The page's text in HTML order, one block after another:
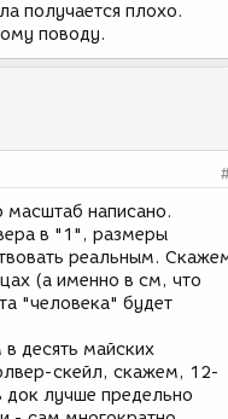
получается плохо.
поводу.
масштаб написано.
в "1", размеры
реальным.
(а именно в см, что
"человека" будет
десять майских
скейл, скажем, 12-
док лучше предельно